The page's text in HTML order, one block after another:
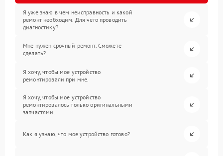
Я уже знаю в чем неисправность и какой
ремонт необходим. Для чего проводить
диагностику?
Мне нужен срочный ремонт. Сможете
сделать?
Я хочу, чтобы мое устройство
ремонтировали при мне.
Я хочу, чтобы мое устройство
ремонтировалось только оригинальными
запчастями.
Как я узнаю, что мое устройство готово?